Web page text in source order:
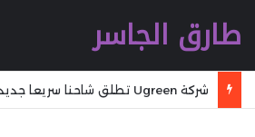
طارق الجاسر